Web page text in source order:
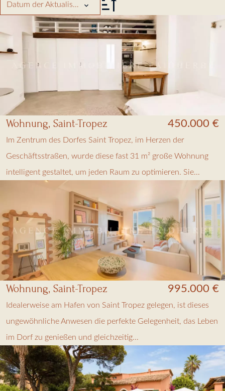
Datum der Aktualisierung
Wohnung, Saint-Tropez 450.000 €
Im Zentrum des Dorfes Saint Tropez, im Herzen der
Geschäftsstraßen, wurde diese fast 31 m² große Wohnung
intelligent gestaltet, um jeden Raum zu optimieren. Sie...
Wohnung, Saint-Tropez 995.000 €
Idealerweise am Hafen von Saint Tropez gelegen, ist dieses
ungewöhnliche Anwesen die perfekte Gelegenheit, das Leben
im Dorf zu genießen und gleichzeitig...